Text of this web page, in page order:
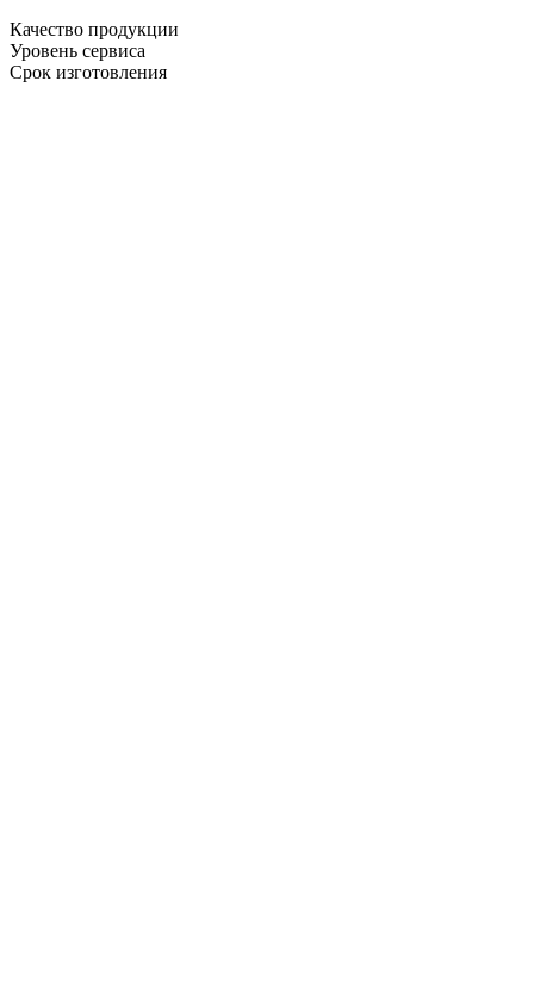
Качество продукции
Уровень сервиса
Срок изготовления